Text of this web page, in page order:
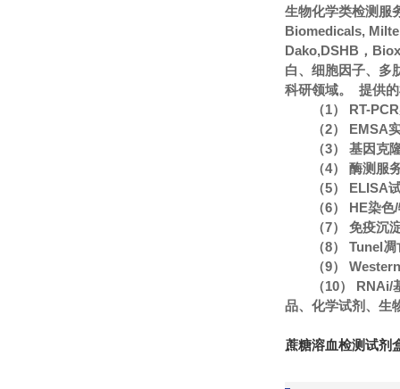
生物化学类检测服
Biomedicals,
Dako,DSHB，
白、细胞因子、多
科研领域。 提供
（1） RT-
（2） EMSA
（3） 基因克
（4） 酶测服
（5） ELISA
（6） HE染
（7） 免疫沉
（8） Tunel
（9）
（10）
品、化学试剂、生
蔗糖溶血检测试剂